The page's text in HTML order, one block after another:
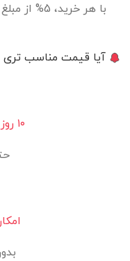
با هر
آیا قیمت مناسب تری
۱۰ روز ضمانت بازگشت